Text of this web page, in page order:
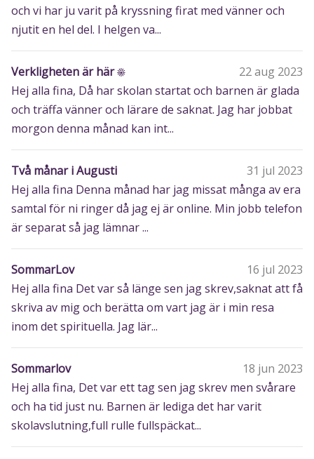
och vi har ju varit på kryssning firat med vänner och
njutit en hel del. I helgen va...
Verkligheten är här ☀️
22 aug 2023
Hej alla fina, Då har skolan startat och barnen är glada
och träffa vänner och lärare de saknat. Jag har jobbat
morgon denna månad kan int...
Två månar i Augusti
31 jul 2023
Hej alla fina Denna månad har jag missat många av era
samtal för ni ringer då jag ej är online. Min jobb telefon
är separat så jag lämnar ...
SommarLov
16 jul 2023
Hej alla fina Det var så länge sen jag skrev,saknat att få
skriva av mig och berätta om vart jag är i min resa
inom det spirituella. Jag lär...
Sommarlov
18 jun 2023
Hej alla fina, Det var ett tag sen jag skrev men svårare
och ha tid just nu. Barnen är lediga det har varit
skolavslutning,full rulle fullspäckat...